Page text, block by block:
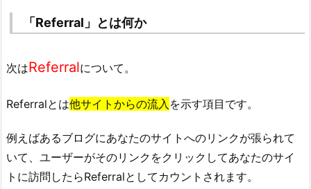
「Referral」とは何か
次はReferralについて。
Referralとは他サイトからの流入 を示す項目です。
例えばあるブログにあなたのサイトへのリンクが張られて
いて、ユーザーがそのリンクをクリックしてあなたのサイ
トに訪問したらReferralとしてカウントされます。